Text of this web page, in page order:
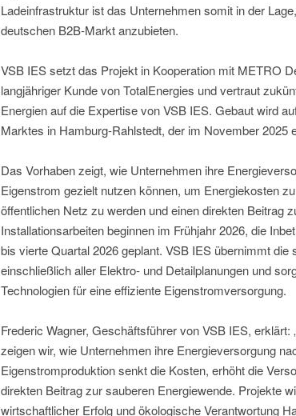
Ladeinfrastruktur ist das Unternehmen somit in der
deutschen B2B-Markt anzubieten.
VSB IES setzt das Projekt in Kooperation mit METRO
langjähriger Kunde von TotalEnergies und vertraut
Energien auf die Expertise von VSB IES. Gebaut wird
Marktes in Hamburg-Rahlstedt, der im November 2025
Das Vorhaben zeigt, wie Unternehmen ihre
Eigenstrom gezielt nutzen können, um Energiekosten
öffentlichen Netz zu werden und einen direkten Beitrag
Installationsarbeiten beginnen im Frühjahr 2026, die
bis vierte Quartal 2026 geplant. VSB IES übernimmt die
einschließlich aller Elektro- und Detailplanungen und
Technologien für eine effiziente Eigenstromversorgung.
Frederic Wagner, Geschäftsführer von VSB IES,
zeigen wir, wie Unternehmen ihre Energieversorgung
Eigenstromproduktion senkt die Kosten, erhöht die
direkten Beitrag zur sauberen Energiewende. Projekte
wirtschaftlicher Erfolg und ökologische Verantwortung